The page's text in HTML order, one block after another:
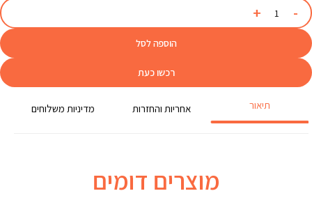
הוספה לסל
רכשו כעת
תיאור אחריות והחזרות מדיניות משלוחים
מוצרים דומים